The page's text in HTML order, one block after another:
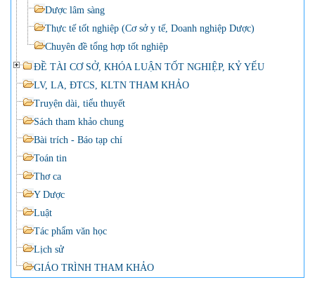
Dược lâm sàng
Thực tế tốt nghiệp (Cơ sở y tế, Doanh nghiệp Dược)
Chuyên đề tổng hợp tốt nghiệp
ĐỀ TÀI CƠ SỞ, KHÓA LUẬN TỐT NGHIỆP, KỶ YẾU
LV, LA, ĐTCS, KLTN THAM KHẢO
Truyện dài, tiểu thuyết
Sách tham khảo chung
Bài trích - Báo tạp chí
Toán tin
Thơ ca
Y Dược
Luật
Tác phẩm văn học
Lịch sử
GIÁO TRÌNH THAM KHẢO